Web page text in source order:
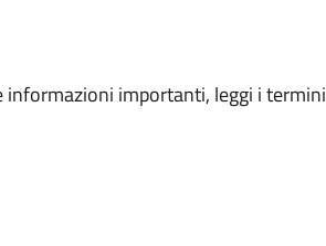
informazioni importanti, leggi i termini